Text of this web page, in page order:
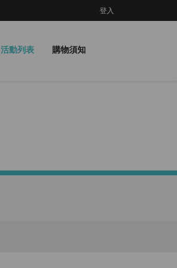
登入
活動列表 購物須知